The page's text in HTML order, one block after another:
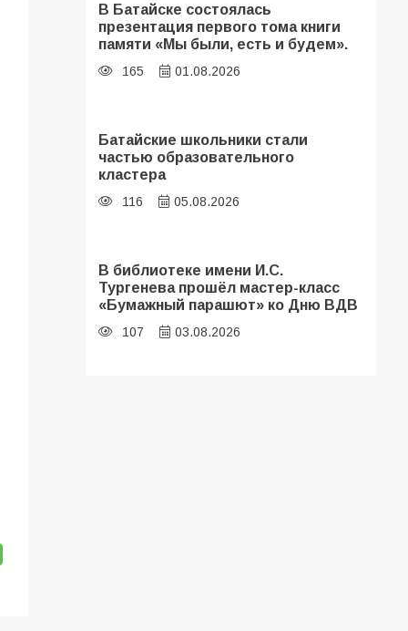
В Батайске состоялась
презентация первого тома книги
памяти «Мы были, есть и будем».
165 01.08.2026
Батайские школьники стали
частью образовательного
кластера
116 05.08.2026
В библиотеке имени И.С.
Тургенева прошёл мастер-класс
«Бумажный парашют» ко Дню ВДВ
107 03.08.2026